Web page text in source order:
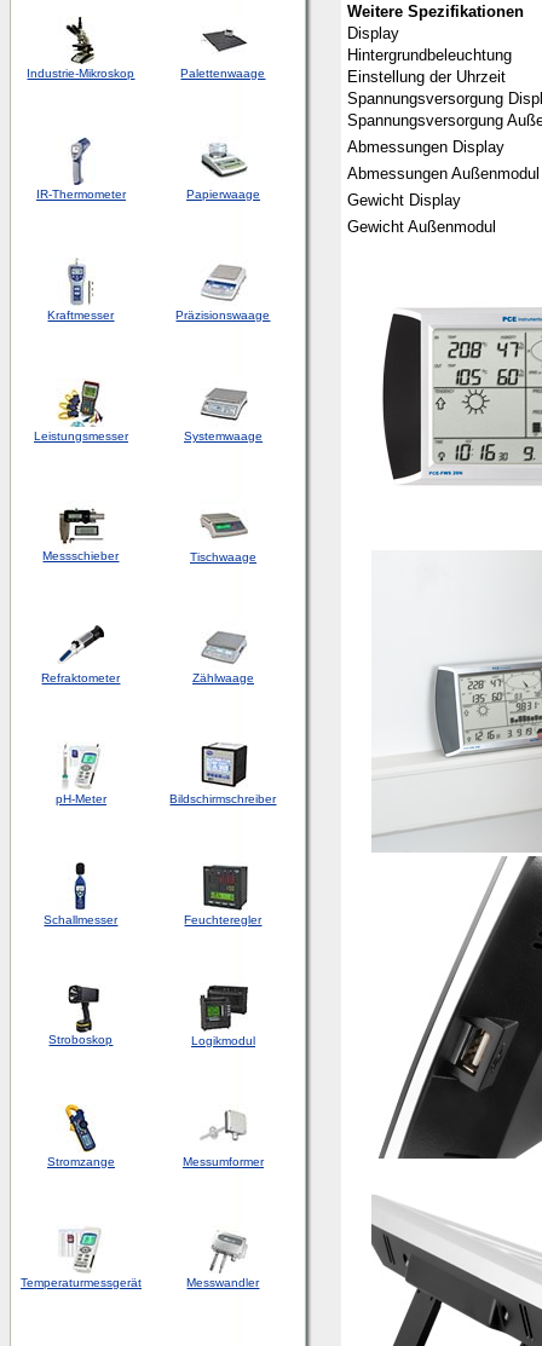
Industrie-Mikroskop Palettenwaage
IR-Thermometer Papierwaage
Kraftmesser Präzisionswaage
Leistungsmesser Systemwaage
Messschieber Tischwaage
Refraktometer Zählwaage
pH-Meter Bildschirmschreiber
Schallmesser Feuchteregler
Stroboskop Logikmodul
Stromzange Messumformer
Temperaturmessgerät Messwandler
Weitere Spezifikationen
Display
Hintergrundbeleuchtung
Einstellung der Uhrzeit
Spannungsversorgung
Spannungsversorgung
Abmessungen Display
Abmessungen Außenmodul
Gewicht Display
Gewicht Außenmodul